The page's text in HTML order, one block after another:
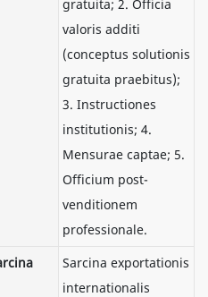
gratuita; 2. Officia
valoris additi
(conceptus solutionis
gratuita praebitus);
3. Instructiones
institutionis; 4.
Mensurae captae; 5.
Officium post-
venditionem
professionale.
Sarcina exportationis
internationalis